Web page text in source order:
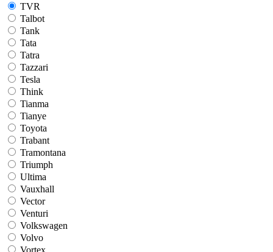
TVR
Talbot
Tank
Tata
Tatra
Tazzari
Tesla
Think
Tianma
Tianye
Toyota
Trabant
Tramontana
Triumph
Ultima
Vauxhall
Vector
Venturi
Volkswagen
Volvo
Vortex